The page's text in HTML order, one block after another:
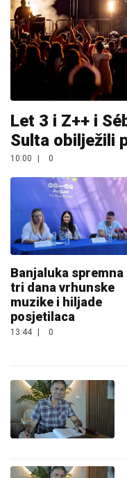
Let 3 i Z++ i
Sulta obilježili
10:00 0
Banjaluka spremna
tri dana vrhunske
muzike i hiljade
posjetilaca
13:44 0